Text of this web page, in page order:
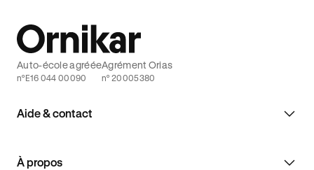
Aide & contact
À propos
Auto-école agréée
n°E16 044 00090
Agrément Orias
n° 20005380